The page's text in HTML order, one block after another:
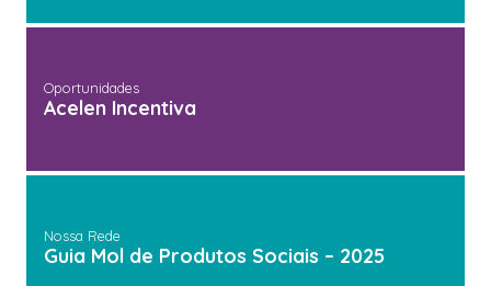
Oportunidades
Acelen Incentiva
Nossa Rede
Guia Mol de Produtos Sociais – 2025